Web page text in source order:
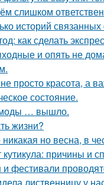
слишком
историй
как сделать
и опять не
просто красота, а
состояние.
моды … вышло.
жизни?
но весна, в
причины и
и фестивали